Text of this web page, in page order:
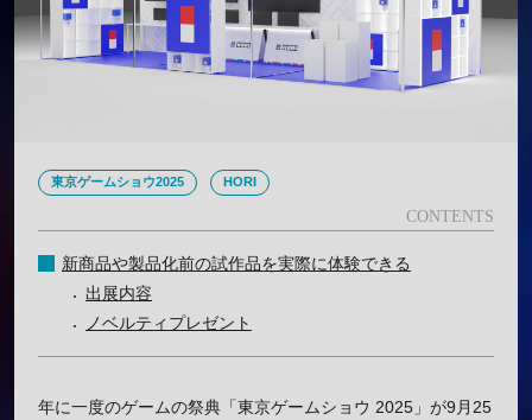
東京ゲームショウ2025 HORI
新商品や製品化前の試作品を実際に体験できる
出展内容
ノベルティプレゼント
年に一度のゲームの祭典「東京ゲームショウ 2025」が9月25